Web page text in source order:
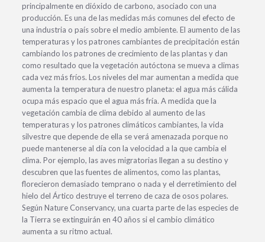
principalmente en dióxido de carbono, asociado con una
producción. Es una de las medidas más comunes del efecto de
una industria o país sobre el medio ambiente. El aumento de las
temperaturas y los patrones cambiantes de precipitación están
cambiando los patrones de crecimiento de las plantas y dan
como resultado que la vegetación autóctona se mueva a climas
cada vez más fríos. Los niveles del mar aumentan a medida que
aumenta la temperatura de nuestro planeta: el agua más cálida
ocupa más espacio que el agua más fría. A medida que la
vegetación cambia de clima debido al aumento de las
temperaturas y los patrones climáticos cambiantes, la vida
silvestre que depende de ella se verá amenazada porque no
puede mantenerse al día con la velocidad a la que cambia el
clima. Por ejemplo, las aves migratorias llegan a su destino y
descubren que las fuentes de alimentos, como las plantas,
florecieron demasiado temprano o nada y el derretimiento del
hielo del Ártico destruye el terreno de caza de osos polares.
Según Nature Conservancy, una cuarta parte de las especies de
la Tierra se extinguirán en 40 años si el cambio climático
aumenta a su ritmo actual.